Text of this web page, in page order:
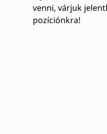
venni, várjuk
pozíciónkra!